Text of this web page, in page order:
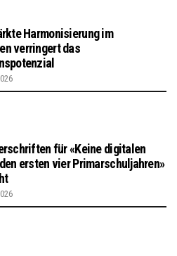
Harmonisierung im
verringert das
für «Keine digitalen
ersten vier Primarschuljahren»